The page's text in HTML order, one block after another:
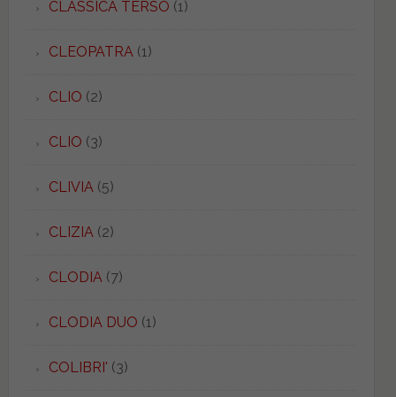
CLASSICA TERSO (1)
CLEOPATRA(1)
CLIO (2)
CLIO (3)
CLIVIA(5)
CLIZIA(2)
CLODIA(7)
CLODIA DUO (1)
COLIBRI' (3)